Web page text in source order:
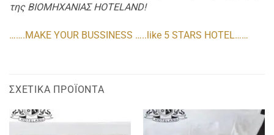
της ΒΙΟΜΗΧΑΝΙΑΣ HOTELAND!
…….MAKE YOUR BUSSINESS …..like 5 STARS HOTEL……
ΣΧΕΤΙΚΆ ΠΡΟΪΌΝΤΑ